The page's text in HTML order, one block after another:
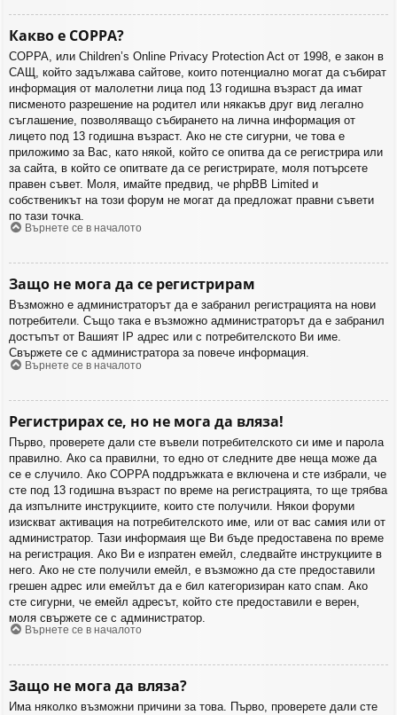
Какво е COPPA?
COPPA, или Children’s Online Privacy Protection Act от 1998, е закон в
САЩ, който задължава сайтове, които потенциално могат да събират
информация от малолетни лица под 13 годишна възраст да имат
писменото разрешение на родител или някакъв друг вид легално
съглашение, позволяващо събирането на лична информация от
лицето под 13 годишна възраст. Ако не сте сигурни, че това е
приложимо за Вас, като някой, който се опитва да се регистрира или
за сайта, в който се опитвате да се регистрирате, моля потърсете
правен съвет. Моля, имайте предвид, че phpBB Limited и
собственикът на този форум не могат да предложат правни съвети
по тази точка.
Върнете се в началото
Защо не мога да се регистрирам
Възможно е администраторът да е забранил регистрацията на нови
потребители. Също така е възможно администраторът да е забранил
достъпът от Вашият IP адрес или с потребителското Ви име.
Свържете се с администратора за повече информация.
Върнете се в началото
Регистрирах се, но не мога да вляза!
Първо, проверете дали сте въвели потребителското си име и парола
правилно. Ако са правилни, то едно от следните две неща може да
се е случило. Ако COPPA поддръжката е включена и сте избрали, че
сте под 13 годишна възраст по време на регистрацията, то ще трябва
да изпълните инструкциите, които сте получили. Някои форуми
изискват активация на потребителското име, или от вас самия или от
администратор. Тази информаия ще Ви бъде предоставена по време
на регистрация. Ако Ви е изпратен емейл, следвайте инструкциите в
него. Ако не сте получили емейл, е възможно да сте предоставили
грешен адрес или емейлът да е бил категоризиран като спам. Ако
сте сигурни, че емейл адресът, който сте предоставили е верен,
моля свържете се с администратор.
Върнете се в началото
Защо не мога да вляза?
Има няколко възможни причини за това. Първо, проверете дали сте